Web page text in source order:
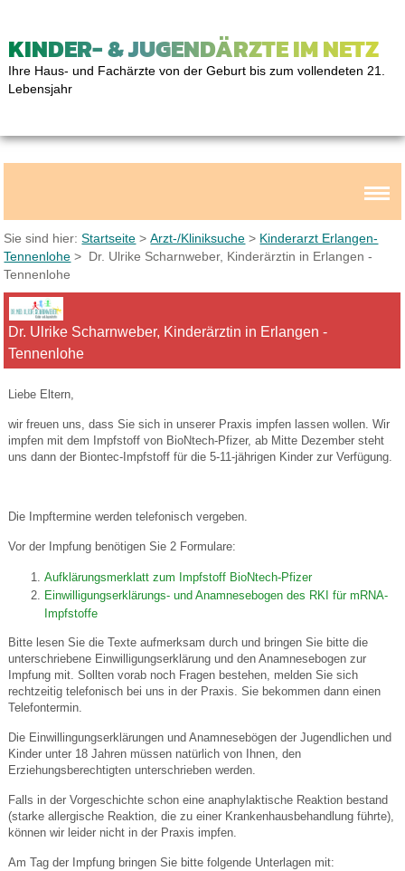
KINDER- & JUGENDÄRZTE IM NETZ
Ihre Haus- und Fachärzte von der Geburt bis zum vollendeten 21.
Lebensjahr
Sie sind hier:Startseite >Arzt-/Kliniksuche > Kinderarzt Erlangen-
Tennenlohe > Dr. Ulrike Scharnweber, Kinderärztin in Erlangen -
Tennenlohe
Dr. Ulrike Scharnweber, Kinderärztin in Erlangen -
Tennenlohe
Liebe Eltern,
wir freuen uns, dass Sie sich in unserer Praxis impfen lassen wollen. Wir
impfen mit dem Impfstoff von BioNtech-Pfizer, ab Mitte Dezember steht
uns dann der Biontec-Impfstoff für die 5-11-jährigen Kinder zur Verfügung.
Die Impftermine werden telefonisch vergeben.
Vor der Impfung benötigen Sie 2 Formulare:
Aufklärungsmerklatt zum Impfstoff BioNtech-Pfizer
Einwilligungserklärungs- und Anamnesebogen des RKI für mRNA-
Impfstoffe
Bitte lesen Sie die Texte aufmerksam durch und bringen Sie bitte die
unterschriebene Einwilligungserklärung und den Anamnesebogen zur
Impfung mit. Sollten vorab noch Fragen bestehen, melden Sie sich
rechtzeitig telefonisch bei uns in der Praxis. Sie bekommen dann einen
Telefontermin.
Die Einwillingungserklärungen und Anamnesebögen der Jugendlichen und
Kinder unter 18 Jahren müssen natürlich von Ihnen, den
Erziehungsberechtigten unterschrieben werden.
Falls in der Vorgeschichte schon eine anaphylaktische Reaktion bestand
(starke allergische Reaktion, die zu einer Krankenhausbehandlung führte),
können wir leider nicht in der Praxis impfen.
Am Tag der Impfung bringen Sie bitte folgende Unterlagen mit: